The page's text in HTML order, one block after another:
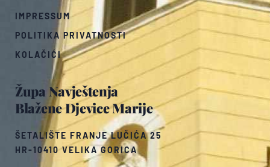
Župa Navještenja
Blažene Djevice Marije
ŠETALIŠTE FRANJE LUČIĆA 25
HR-10410 VELIKA GORICA
IMPRESSUM
POLITIKA PRIVATNOSTI
KOLAČIĆI